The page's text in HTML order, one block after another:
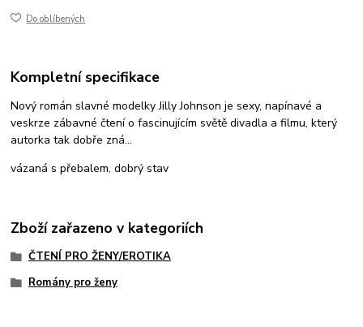
Do oblíbených
Kompletní specifikace
Nový román slavné modelky Jilly Johnson je sexy, napínavé a
veskrze zábavné čtení o fascinujícím světě divadla a filmu, který
autorka tak dobře zná...
vázaná s přebalem, dobrý stav
Zboží zařazeno v kategoriích
ČTENÍ PRO ŽENY/EROTIKA
Romány pro ženy